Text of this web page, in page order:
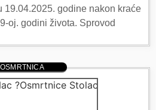
19.04.2025. godine nakon kraće
oj. godini života. Sprovod
OSMRTNICA